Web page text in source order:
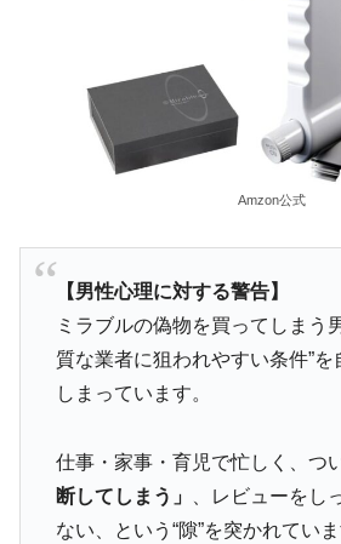
Amzon公式
【男性心理に対する警告】
ミラブルの偽物を買ってしまう
質な業者に狙われやすい条件”を
しまっています。
仕事・家事・育児で忙しく、つ
断してしまう」
、レビューをし
ない、という“隙”を突かれていま